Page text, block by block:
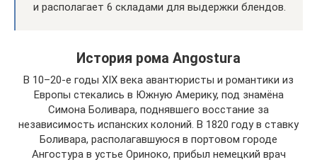
и располагает 6 складами для выдержки блендов.
История рома Angostura
В 10–20-е годы XIX века авантюристы и романтики из
Европы стекались в Южную Америку, под знамёна
Симона Боливара, поднявшего восстание за
независимость испанских колоний. В 1820 году в ставку
Боливара, располагавшуюся в портовом городе
Ангостура в устье Ориноко, прибыл немецкий врач